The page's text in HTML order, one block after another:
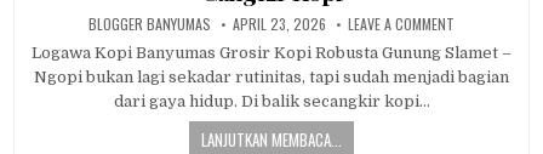
AUTHOR:
BLOGGER BANYUMAS PUBLISHED DATE:
APRIL 23, 2026 LEAVE A COMMENT
Logawa Kopi Banyumas Grosir Kopi Robusta Gunung Slamet –
Ngopi bukan lagi sekadar rutinitas, tapi sudah menjadi bagian
dari gaya hidup. Di balik secangkir kopi…
LANJUTKAN MEMBACA...